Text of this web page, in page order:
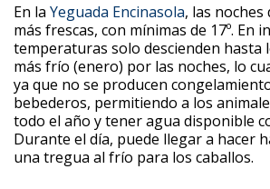
En la Yeguada Encinasola, las
más frescas, con mínimas de 17º. En
temperaturas solo descienden hasta
más frío (enero) por las noches, lo
ya que no se producen
bebederos, permitiendo a los
todo el año y tener agua disponible
Durante el día, puede llegar a hacer
una tregua al frío para los caballos.